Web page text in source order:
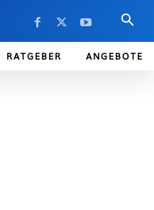
RATGEBER ANGEBOTE